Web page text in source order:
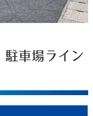
車場ライン